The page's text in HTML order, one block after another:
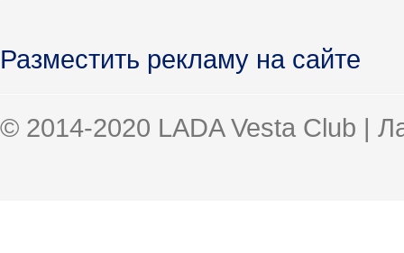
Разместить рекламу на сайте
© 2014-2020 LADA Vesta Club |